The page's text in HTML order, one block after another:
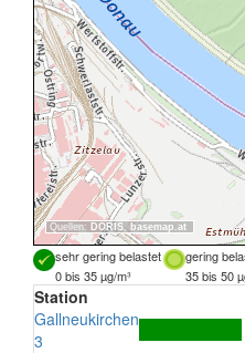
Quellen: DORIS, basemap.at
sehr gering belastet gering
0 bis 35 µg/m³
35 bis 50
Station
Gallneukirchen
3